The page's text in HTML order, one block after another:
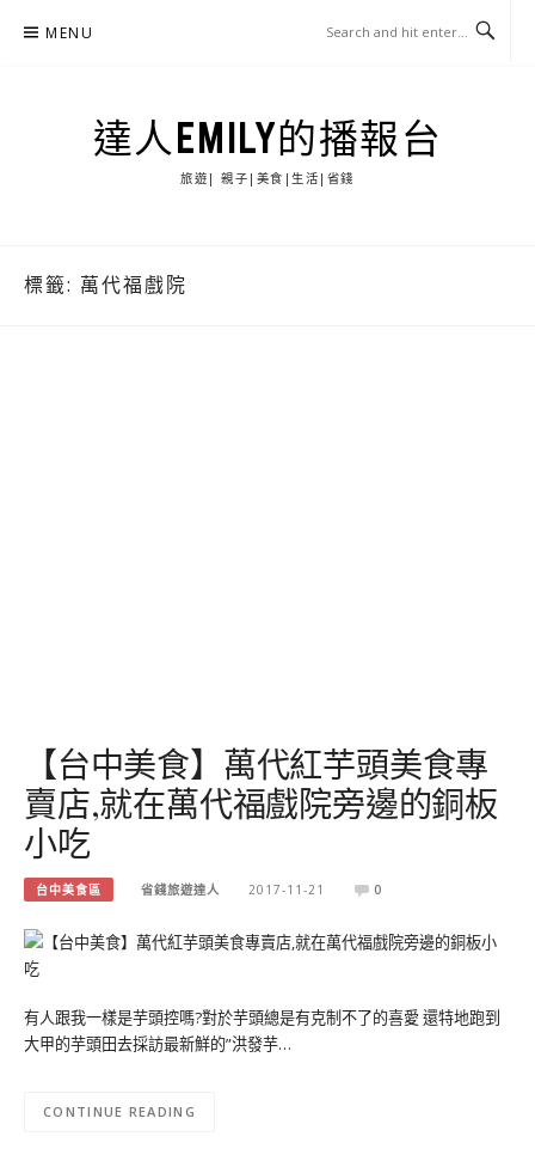
MENU
達人EMILY的播報台
旅遊| 親子|美食|生活|省錢
標籤: 萬代福戲院
【台中美食】萬代紅芋頭美食專
賣店,就在萬代福戲院旁邊的銅板
小吃
台中美食區 省錢旅遊達人 2017-11-21 0
有人跟我一樣是芋頭控嗎?對於芋頭總是有克制不了的喜愛 還特地跑到
大甲的芋頭田去採訪最新鮮的”洪發芋…
CONTINUE READING